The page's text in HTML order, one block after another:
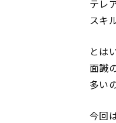
テレ
スキ
とは
面識
多い
今回